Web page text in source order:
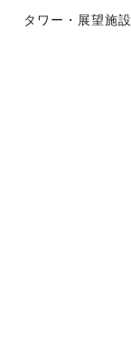
タワー・展望施設